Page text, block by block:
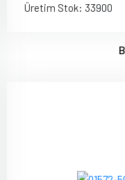
Üretim Stok: 33900